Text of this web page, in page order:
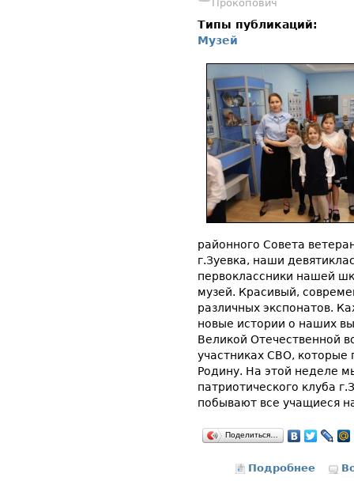
Прокопович
Типы публикаций:
Музей
районного Совета
г.Зуевка, наши
первоклассники нашей
музей. Красивый,
различных экспонатов.
новые истории о наших
Великой Отечественной
участниках СВО,
Родину. На этой неделе
патриотического клуба
побывают все учащиеся
Поделиться…
Подробнее о